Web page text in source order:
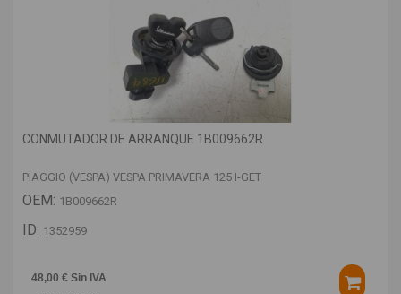
CONMUTADOR DE ARRANQUE 1B009662R
PIAGGIO (VESPA) VESPA PRIMAVERA 125 I-GET
OEM: 1B009662R
ID: 1352959
48,00 € Sin IVA